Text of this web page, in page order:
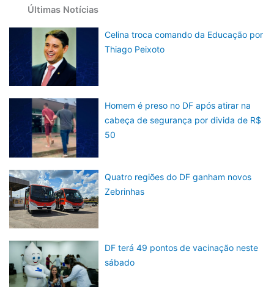
Últimas Notícias
Celina troca comando da Educação por
Thiago Peixoto
Homem é preso no DF após atirar na
cabeça de segurança por divida de R$
50
Quatro regiões do DF ganham novos
Zebrinhas
DF terá 49 pontos de vacinação neste
sábado